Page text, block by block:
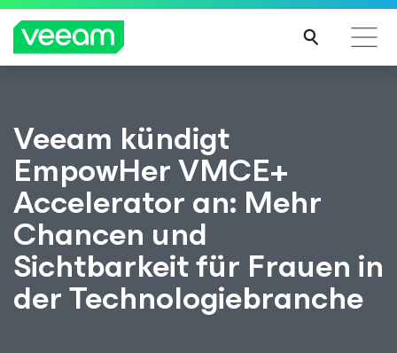
Update von CrowdStrike betroffen sind
MEH
R
ERFA
HRE
N
Veeam kündigt
EmpowHer VMCE+
Accelerator an: Mehr
Chancen und
Sichtbarkeit für Frauen in
der Technologiebranche